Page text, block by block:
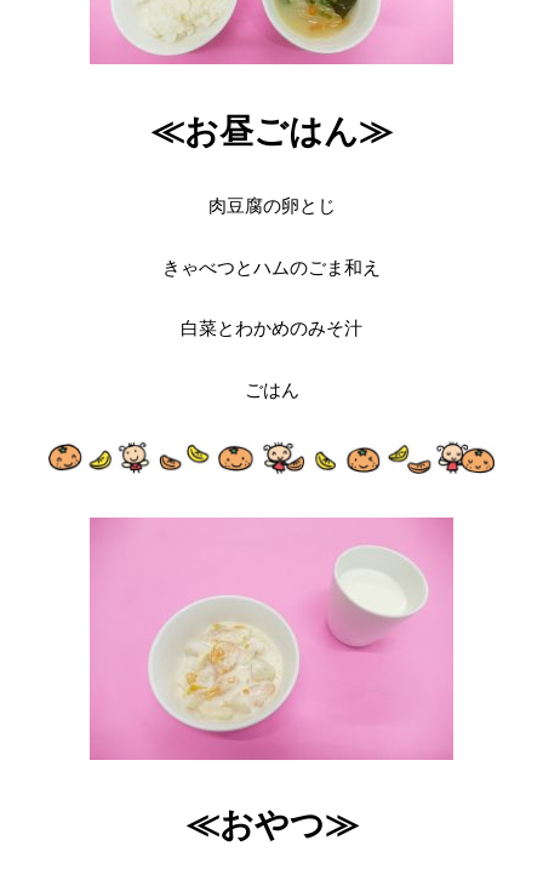
≪お昼ごはん≫
肉豆腐の卵とじ
きゃべつとハムのごま和え
白菜とわかめのみそ汁
ごはん
≪おやつ≫